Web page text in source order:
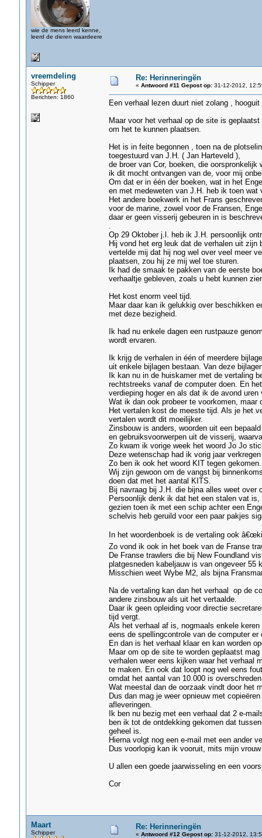
wie de mens leerd kenne,
leerd de dieren waardeere
vreemdeling
Schipper
Berichten: 1860
Re: Herinneringën
« Antwoord #11 Gepost op:31-12-2012,
Een verhaal lezen duurt niet zolang ,
Maar voor het verhaal op de site is
om het te kunnen plaatsen.
Het is in feite begonnen , toen na de
toegestuurd van J.H. ( Jan Harteveld ),
de broer van Cor, boeken, die
ik dit mocht ontvangen van de, voor mij
Om dat er in één der boeken, wat in het
en met medeweten van J.H. heb ik toen
Het andere boekwerk in het Frans
voor de marine, zowel voor de Fransen,
daar er geen visserij gebeuren in is
.
Op 29 Oktober j.l. heb ik J.H. persoonlijk
Hij vond het erg leuk dat de verhalen uit zijn
vertelde mij dat hij nog wel over veel meer
plaatsen, zou hij ze mij wel toe sturen.
Ik had de smaak te pakken van de eerste
verhaaltje gebleven, zoals u hebt kunnen
Het kost enorm veel tijd.
Maar daar kan ik gelukkig over beschikken
met deze bezigheid.
Ik had nu enkele dagen een rustpauze
wordt ervaren.
Ik krijg de verhalen in één of meerdere
uit enkele bijlagen bestaan. Van deze
Ik kan nu in de huiskamer met de vertaling
rechtstreeks vanaf de computer doen. En
verdieping hoger en als dat ik de avond
Wat ik dan ook probeer te voorkomen, maar
Het vertalen kost de meeste tijd. Als je het
vertalen wordt dit moeilijker.
Zinsbouw is anders, woorden uit een
en gebruiksvoorwerpen uit de visserij,
Zo kwam ik vorige week het woord Jo Jo
Deze wetenschap had ik vorig jaar
Zo ben ik ook het woord KIT tegen gekomen.
Wij zijn gewoon om de vangst bij
doen dat met het aantal KITS.
Bij navraag bij J.H. die bijna alles weet
Persoonlijk denk ik dat het een stalen vat
gezien toen ik met een schip achter een
schelvis heb geruild voor een paar pakjes
In het woordenboek is de vertaling ook
Zo vond ik ook in het boek van de Franse
De Franse trawlers die bij New Foundland
platgesneden kabeljauw is van ongeveer 55
Misschien weet Wybe M2, als bijna
Na de vertaling kan dan het verhaal op de
andere zinsbouw als uit het vertaalde.
Daar ik geen opleiding voor directie
tijd vergt.
Als het verhaal af is, nogmaals enkele
eens de spellingcontrole van de computer er
En dan is het verhaal klaar en kan worden
Maar om op de site te worden geplaatst
verhalen weer eens kijken waar het verhaal
te maken. En ook dat loopt nog wel eens
omdat het aantal van 10.000 is
Wat meestal dan de oorzaak vindt door het
Dus dan mag je weer opnieuw met
afleveringen.
Ik ben nu bezig met een verhaal dat 2 e-
ben ik tot de ontdekking gekomen dat
geheel is.
Hierna volgt nog een e-mail met een ander
Dus voorlopig kan ik vooruit, mits mijn
U allen een goede jaarwisseling en een
Cor
Maart
Schipper
Re: Herinneringën
« Antwoord #12 Gepost op:31-12-2012,